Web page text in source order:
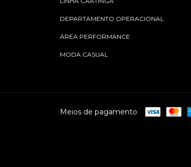
DEPARTAMENTO OPERACIONAL
ÁREA PERFORMANCE
MODA CASUAL
Meios de pagamento